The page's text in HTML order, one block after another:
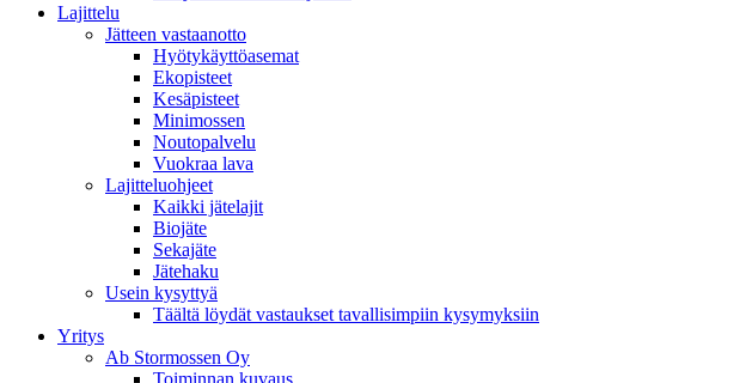
Lajittelu
Jätteen vastaanotto
Hyötykäyttöasemat
Ekopisteet
Kesäpisteet
Minimossen
Noutopalvelu
Vuokraa lava
Lajitteluohjeet
Kaikki jätelajit
Biojäte
Sekajäte
Jätehaku
Usein kysyttyä
Täältä löydät vastaukset tavallisimpiin kysymyksiin
Yritys
Ab Stormossen Oy
Toiminnan kuvaus